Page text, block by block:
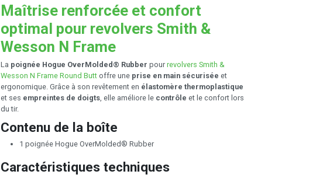
Maîtrise renforcée et confort
optimal pour revolvers Smith &
Wesson N Frame
La poignée Hogue OverMolded® Rubber pour revolvers Smith &
Wesson N Frame Round Butt offre une prise en main sécurisée et
ergonomique. Grâce à son revêtement en élastomère thermoplastique
et ses empreintes de doigts, elle améliore le contrôle et le confort lors
du tir.
Contenu de la boîte
1 poignée Hogue OverMolded® Rubber
Caractéristiques techniques